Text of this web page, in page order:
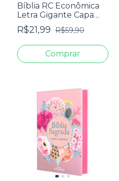
Bíblia RC Econômica
Letra Gigante Capa
Dura Com Harpa E
Corinhos Leão PB
R$21,99 R$59,90